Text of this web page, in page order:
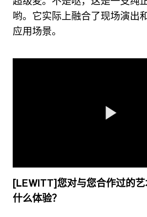
哟。它实际上融合了现场演出
应用场景。
[LEWITT]您对与您合作过的
什么体验？